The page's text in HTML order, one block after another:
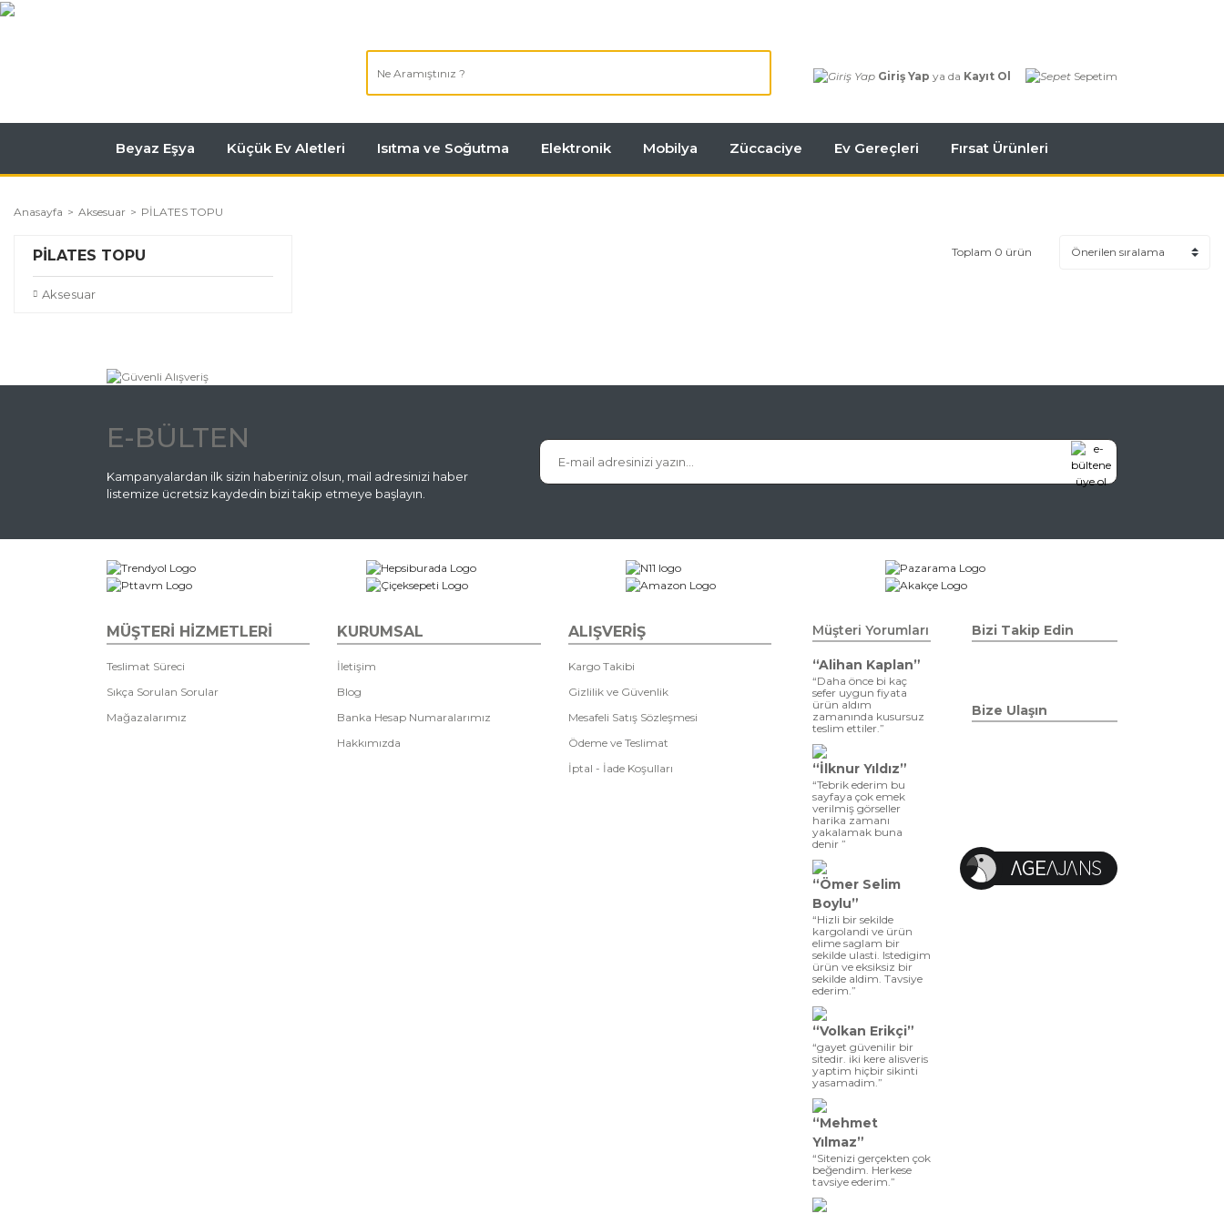
Giriş Yap ya da Kayıt Ol Sepetim
Beyaz Eşya Küçük Ev Aletleri Isıtma ve Soğutma Elektronik Mobilya Züccaciye Ev Gereçleri Fırsat Ürünleri
Anasayfa Aksesuar PİLATES TOPU
PİLATES TOPU
Aksesuar
Toplam 0 ürün
E-BÜLTEN
Kampanyalardan ilk sizin haberiniz olsun, mail adresinizi haber
listemize ücretsiz kaydedin bizi takip etmeye başlayın.
MÜŞTERİ HİZMETLERİ
Teslimat Süreci
Sıkça Sorulan Sorular
Mağazalarımız
KURUMSAL
İletişim
Blog
Banka Hesap Numaralarımız
Hakkımızda
ALIŞVERİŞ
Kargo Takibi
Gizlilik ve Güvenlik
Mesafeli Satış Sözleşmesi
Ödeme ve Teslimat
İptal - İade Koşulları
Müşteri Yorumları
“Alihan Kaplan”
“Daha önce bi kaç
sefer uygun fiyata
ürün aldım
zamanında kusursuz
teslim ettiler.”
“İlknur Yıldız”
“Tebrik ederim bu
sayfaya çok emek
verilmiş görseller
harika zamanı
yakalamak buna
denir ”
“Ömer Selim
Boylu”
“Hizli bir sekilde
kargolandi ve ürün
elime saglam bir
sekilde ulasti. Istedigim
ürün ve eksiksiz bir
sekilde aldim. Tavsiye
ederim.”
“Volkan Erikçi”
“gayet güvenilir bir
sitedir. iki kere alisveris
yaptim hiçbir sikinti
yasamadim.”
“Mehmet
Yılmaz”
“Sitenizi gerçekten çok
beğendim. Herkese
tavsiye ederim.”
Bizi Takip Edin
Bize Ulaşın